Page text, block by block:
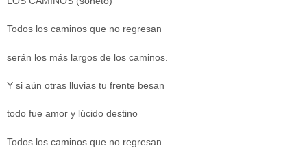
Todos los caminos que no regresan
serán los más largos de los caminos.
Y si aún otras lluvias tu frente besan
todo fue amor y lúcido destino
Todos los caminos que no regresan